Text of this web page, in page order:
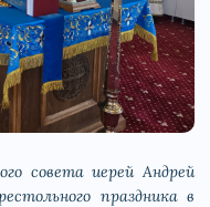
совета иерей Андрей
праздника в